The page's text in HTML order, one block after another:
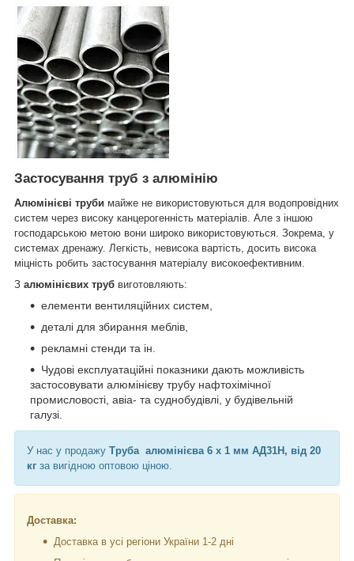
Застосування труб з алюмінію
Алюмінієві труби майже не використовуються для водопровідних
систем через високу канцерогенність матеріалів. Але з іншою
господарською метою вони широко використовуються. Зокрема, у
системах дренажу. Легкість, невисока вартість, досить висока
міцність робить застосування матеріалу високоефективним.
З алюмінієвих труб виготовляють:
елементи вентиляційних систем,
деталі для збирання меблів,
рекламні стенди та ін.
Чудові експлуатаційні показники дають можливість
застосовувати алюмінієву трубу нафтохімічної
промисловості, авіа- та суднобудівлі, у будівельній
галузі.
У нас у продажу Труба алюмінієва 6 х 1 мм АД31Н, від 20
кг за вигідною оптовою ціною.
Доставка:
Доставка в усі регіони України 1-2 дні